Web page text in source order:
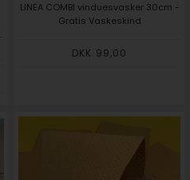
LINEA COMBI vinduesvasker 30cm -
Gratis Vaskeskind
DKK 99,00